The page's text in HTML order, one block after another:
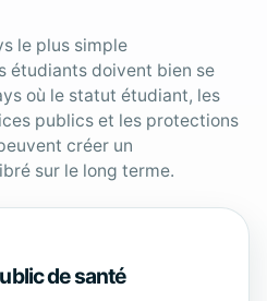
le plus simple
étudiants doivent bien se
où le statut étudiant, les
publics et les protections
créer un
sur le long terme.
de santé